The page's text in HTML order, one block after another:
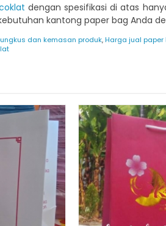
dengan spesifikasi di atas
kantong paper bag Anda
dan kemasan produk,Harga jual